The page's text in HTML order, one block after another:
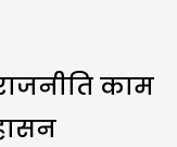
काम